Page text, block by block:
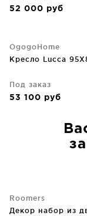
52 000 руб
OgogoHome
Кресло Lucca
Под заказ
53 100 руб
Roomers
Декор набор из